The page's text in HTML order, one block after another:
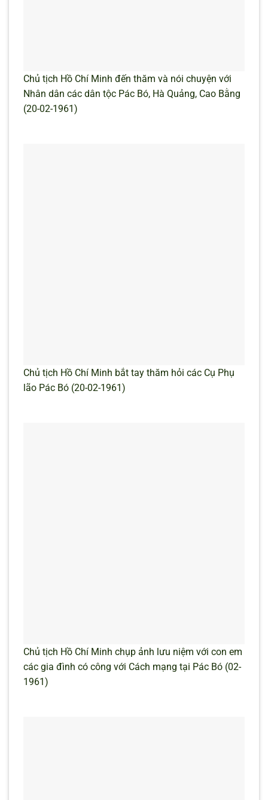
Chủ tịch Hồ Chí Minh đến thăm và nói chuyện với
Nhân dân các dân tộc Pác Bó, Hà Quảng, Cao Bằng
(20-02-1961)
Chủ tịch Hồ Chí Minh bắt tay thăm hỏi các Cụ Phụ
lão Pác Bó (20-02-1961)
Chủ tịch Hồ Chí Minh chụp ảnh lưu niệm với con em
các gia đình có công với Cách mạng tại Pác Bó (02-
1961)